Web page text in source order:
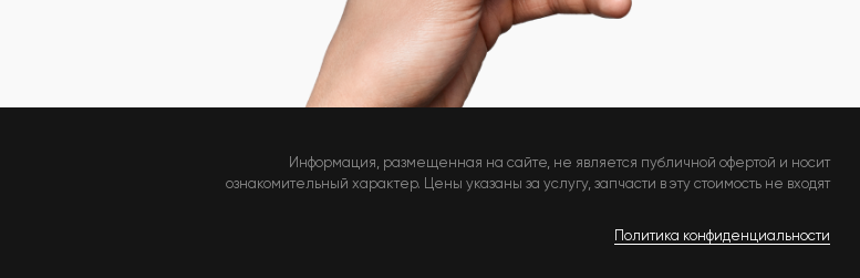
Информация, размещенная на сайте, не является публичной офертой и носит
ознакомительный характер. Цены указаны за услугу, запчасти в эту стоимость не входят
Политика конфиденциальности